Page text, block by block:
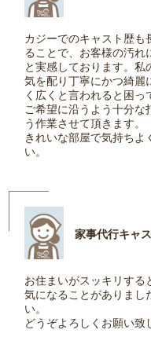
カジーでのキャスト歴も
ることで、お客様の汚れ
と実感しております。
気を配り丁寧にかつ綺麗
く広くと言われると困
ご希望に沿うよう十分な
う作業させて頂きます。
きれいな部屋で気持ちよ
い。
家事代行キャ
お住まいがスッキリする
気になることがありまし
い。
どうぞよろしくお願い致